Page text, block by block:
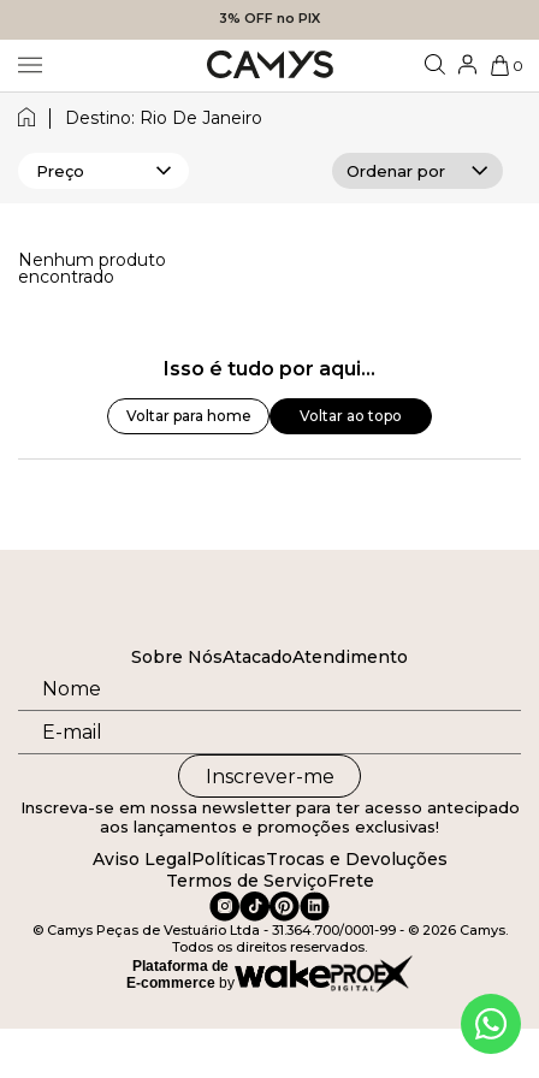
3% OFF no PIX
0
Destino: Rio De Janeiro
Preço
Nenhum produto
encontrado
Isso é tudo por aqui...
Voltar para home Voltar ao topo
Sobre NósAtacadoAtendimento
Inscrever-me
Inscreva-se em nossa newsletter para ter acesso antecipado
aos lançamentos e promoções exclusivas!
Aviso LegalPolíticasTrocas e Devoluções
Termos de ServiçoFrete
© Camys Peças de Vestuário Ltda - 31.364.700/0001-99 - © 2026 Camys.
Todos os direitos reservados.
Plataforma de
E-commerce by